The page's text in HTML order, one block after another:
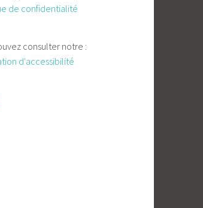
de confidentialité
consulter notre :
d'accessibilité